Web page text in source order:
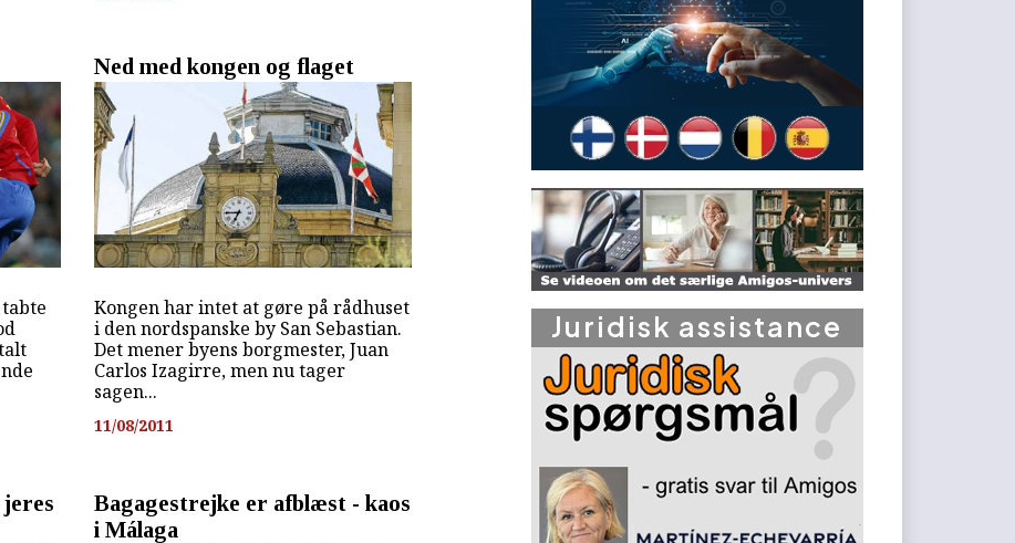
Ned med kongen og flaget
Kongen har intet at gøre på rådhuset
i den nordspanske by San Sebastian.
Det mener byens borgmester, Juan
Carlos Izagirre, men nu tager
sagen...
11/08/2011
Bagagestrejke er afblæst - kaos
i Málaga